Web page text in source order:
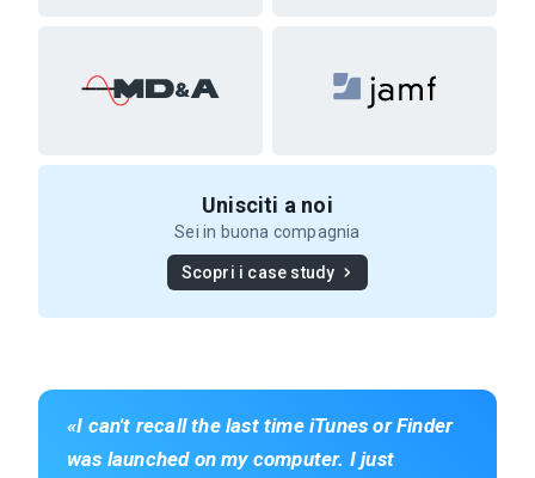
Unisciti a noi
Sei in buona compagnia
Scopri i case study
I can't recall the last time iTunes or Finder
was launched on my computer. I just